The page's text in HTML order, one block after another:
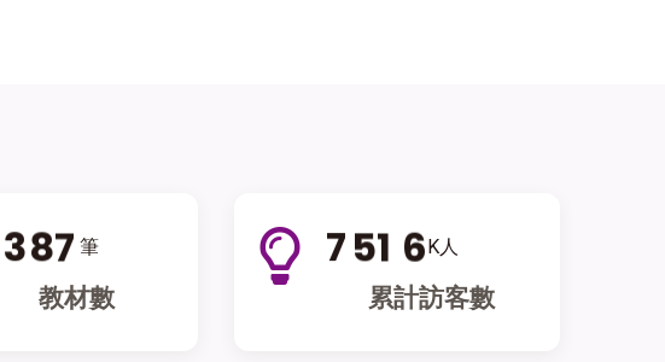
387 筆
教材數
751 6K人
累計訪客數